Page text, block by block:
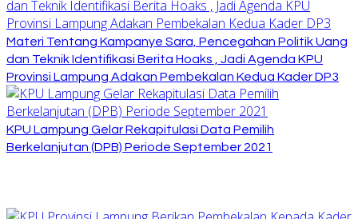
Materi Tentang Kampanye Sara, Pencegahan Politik Uang
dan Teknik Identifikasi Berita Hoaks , Jadi Agenda KPU
Provinsi Lampung Adakan Pembekalan Kedua Kader DP3
KPU Lampung Gelar Rekapitulasi Data Pemilih
Berkelanjutan (DPB) Periode September 2021